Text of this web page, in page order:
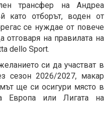
трансфер на Андреа
като отборът, воден от
се нуждае от повече
отговаря на правилата на
dello Sport.
си да участват в
сезон 2026/2027, макар
ще си осигури място в
Европа или Лигата на